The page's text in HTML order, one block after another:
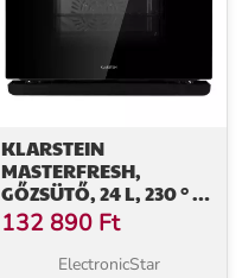
KLARSTEIN
MASTERFRESH,
GŐZSÜTŐ, 24 L, 230 ° C,
ÉRINTŐKÉPERNYŐS
VEZÉRLŐPANEL,
FEKETE
132 890 Ft
ElectronicStar